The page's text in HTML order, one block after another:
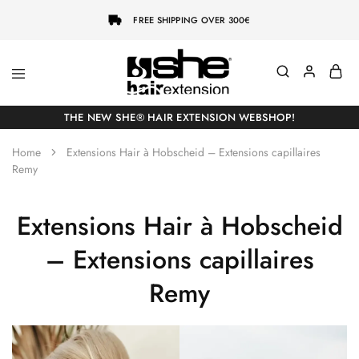
FREE SHIPPING OVER 300€
She-
Hairextensions
Socap
Premium
Hair
THE NEW SHE® HAIR EXTENSION WEBSHOP!
Home
Extensions Hair à Hobscheid – Extensions capillaires
Remy
Extensions Hair à Hobscheid
– Extensions capillaires
Remy